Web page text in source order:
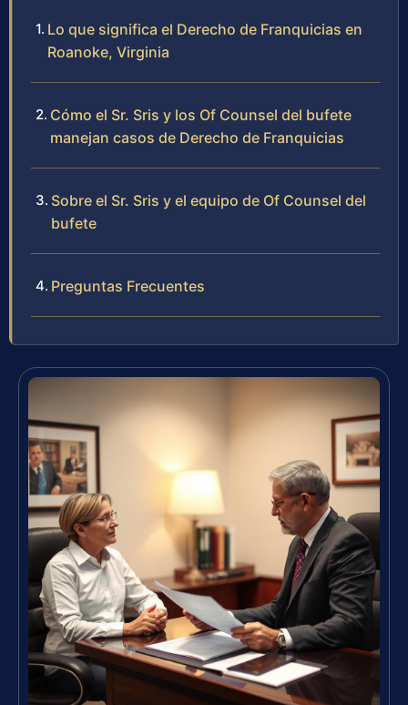
Lo que significa el Derecho de Franquicias en
Roanoke, Virginia
Cómo el Sr. Sris y los Of Counsel del bufete
manejan casos de Derecho de Franquicias
Sobre el Sr. Sris y el equipo de Of Counsel del
bufete
Preguntas Frecuentes